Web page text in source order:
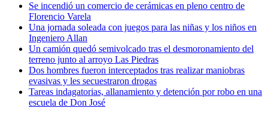
Se incendió un comercio de cerámicas en pleno centro de
Florencio Varela
Una jornada soleada con juegos para las niñas y los niños en
Ingeniero Allan
Un camión quedó semivolcado tras el desmoronamiento del
terreno junto al arroyo Las Piedras
Dos hombres fueron interceptados tras realizar maniobras
evasivas y les secuestraron drogas
Tareas indagatorias, allanamiento y detención por robo en una
escuela de Don José